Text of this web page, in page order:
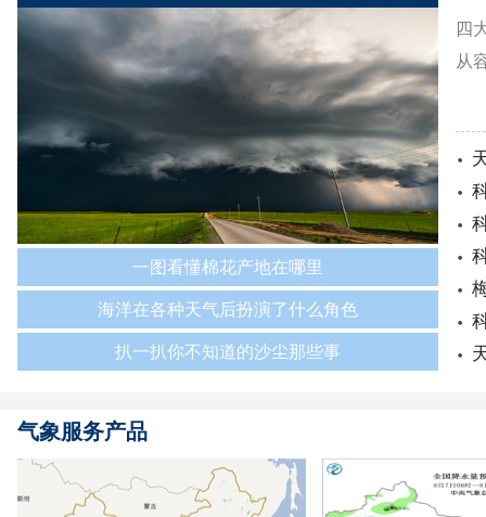
一图看懂棉花产地在哪里
海洋在各种天气后扮演了什么角色
扒一扒你不知道的沙尘那些事
四
从
气象服务产品